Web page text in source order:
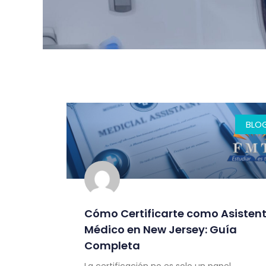
Cómo Certificarte como
Médico en New Jersey: Guía
Completa